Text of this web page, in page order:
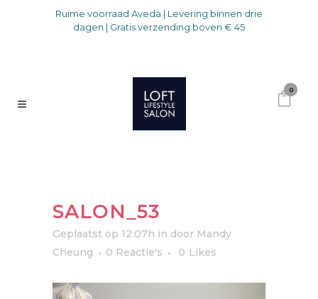
Ruime voorraad Aveda | Levering binnen drie
dagen | Gratis verzending boven € 45
0
SALON_53
Geplaatst op 12:07h in door Mandy
Cheung
0 Reactie's 0 Likes